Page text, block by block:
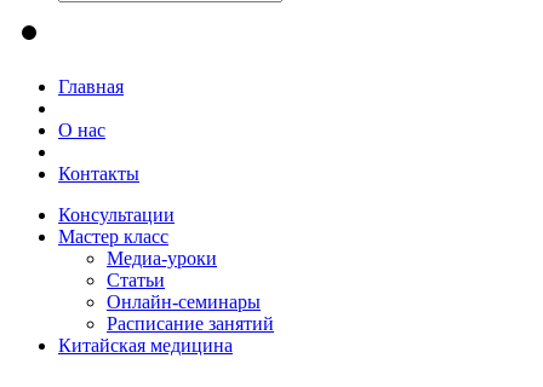
Главная
О нас
Контакты
Консультации
Мастер класс
Медиа-уроки
Статьи
Онлайн-семинары
Расписание занятий
Китайская медицина